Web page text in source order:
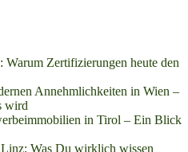
Warum Zertifizierungen heute den
Annehmlichkeiten in Wien –
wird
in Tirol – Ein Blick
Was Du wirklich wissen